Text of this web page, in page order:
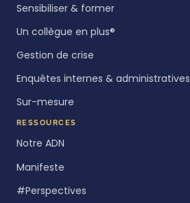
Sensibiliser & former
Un collègue en plus®
Gestion de crise
Enquêtes internes & administratives
Sur-mesure
RESSOURCES
Notre ADN
Manifeste
#Perspectives